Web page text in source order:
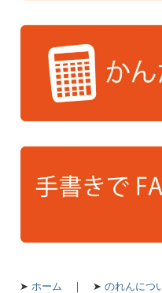
➤ ホーム ｜ ➤ のれんにつ